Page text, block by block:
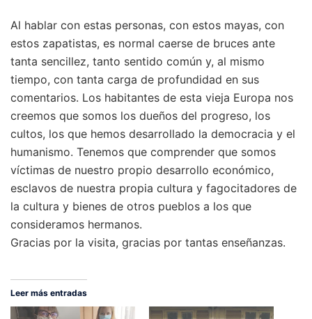
Al hablar con estas personas, con estos mayas, con
estos zapatistas, es normal caerse de bruces ante
tanta sencillez, tanto sentido común y, al mismo
tiempo, con tanta carga de profundidad en sus
comentarios. Los habitantes de esta vieja Europa nos
creemos que somos los dueños del progreso, los
cultos, los que hemos desarrollado la democracia y el
humanismo. Tenemos que comprender que somos
víctimas de nuestro propio desarrollo económico,
esclavos de nuestra propia cultura y fagocitadores de
la cultura y bienes de otros pueblos a los que
consideramos hermanos.
Gracias por la visita, gracias por tantas enseñanzas.
Leer más entradas